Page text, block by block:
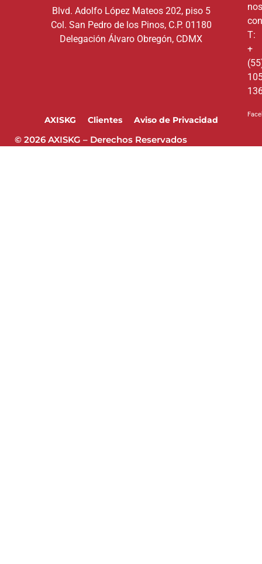
Blvd. Adolfo López Mateos 202, piso 5
Col. San Pedro de los Pinos, C.P. 01180
Delegación Álvaro Obregón, CDMX
T:
+
AXISKG Clientes Aviso de Privacidad
© 2026 AXISKG – Derechos Reservados